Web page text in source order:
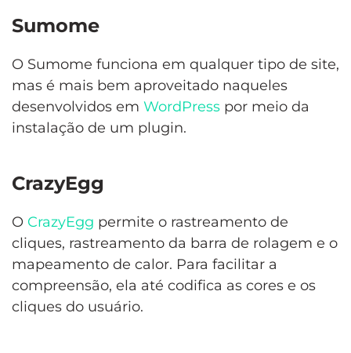
Sumome
O Sumome funciona em qualquer tipo de site,
mas é mais bem aproveitado naqueles
desenvolvidos em WordPress por meio da
instalação de um plugin.
CrazyEgg
O CrazyEgg permite o rastreamento de
cliques, rastreamento da barra de rolagem e o
mapeamento de calor. Para facilitar a
compreensão, ela até codifica as cores e os
cliques do usuário.